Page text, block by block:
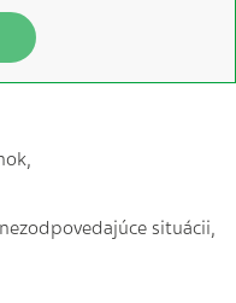
situácii,